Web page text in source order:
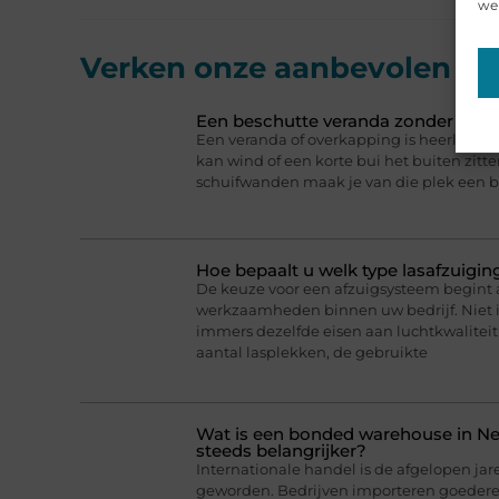
Verken onze aanbevolen
Een beschutte veranda zonder het
Een veranda of overkapping is heerlijk
kan wind of een korte bui het buiten
schuifwanden maak je van die plek een
Hoe bepaalt u welk type
De keuze voor een afzuigsysteem
werkzaamheden binnen uw bedrijf.
immers dezelfde eisen aan
aantal lasplekken, de gebruikte
Wat is een bonded warehouse in
steeds belangrijker?
Internationale handel is de afgelopen
geworden. Bedrijven importeren